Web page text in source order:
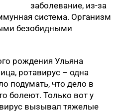
заболевание, из-за
система. Организм
безобидными
рождения Ульяна
ротавирус – одна
подумать, что дело в
болеют. Только вот у
вызывал тяжелые